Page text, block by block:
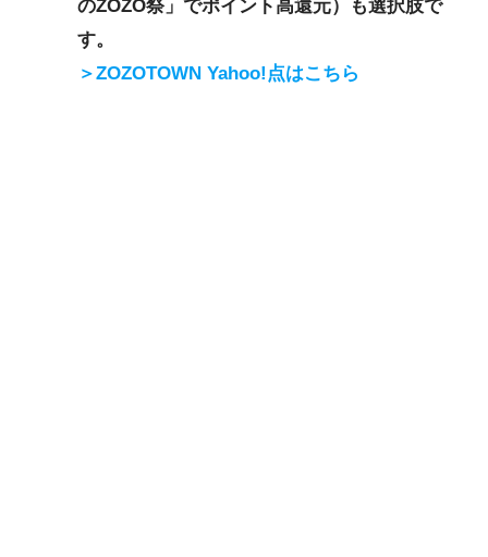
のZOZO祭」でポイント高還元）も選択肢で
す。
＞ZOZOTOWN Yahoo!点はこちら